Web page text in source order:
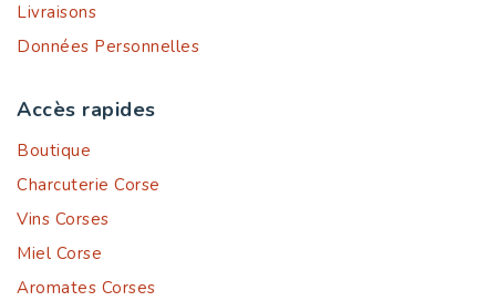
Livraisons
Données Personnelles
Accès rapides
Boutique
Charcuterie Corse
Vins Corses
Miel Corse
Aromates Corses